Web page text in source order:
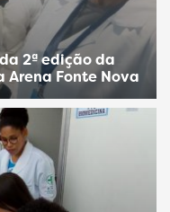
2ª edição da
Arena Fonte Nova